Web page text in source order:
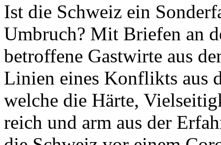
Ist die Schweiz ein
Umbruch? Mit Briefen an
betroffene Gastwirte aus
Linien eines Konflikts aus
welche die Härte,
reich und arm aus der